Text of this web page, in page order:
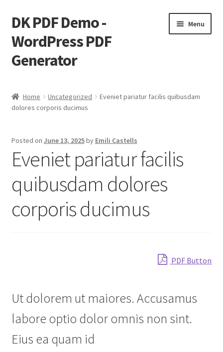
Skip
to
navigation
Skip
to
content
DK PDF Demo -
WordPress PDF
Generator
Menu
Cart
My account
Page Image Alignment
Page Markup And Formatting
Home Uncategorized
Eveniet pariatur facilis quibusdam
dolores corporis ducimus
Posted on June 13, 2025by Emili Castells
Eveniet pariatur facilis
quibusdam dolores
corporis ducimus
PDF Button
Ut dolorem ut maiores. Accusamus
labore optio dolor omnis non sint.
Eius ea quam id